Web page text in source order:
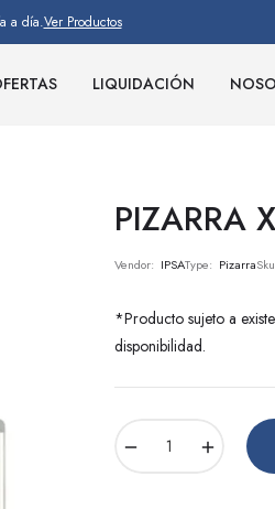
a día.Ver Productos
LIQUIDACIÓN
PIZARRA
Vendor: IPSAType: Pizarra
*Producto sujeto a
disponibilidad.